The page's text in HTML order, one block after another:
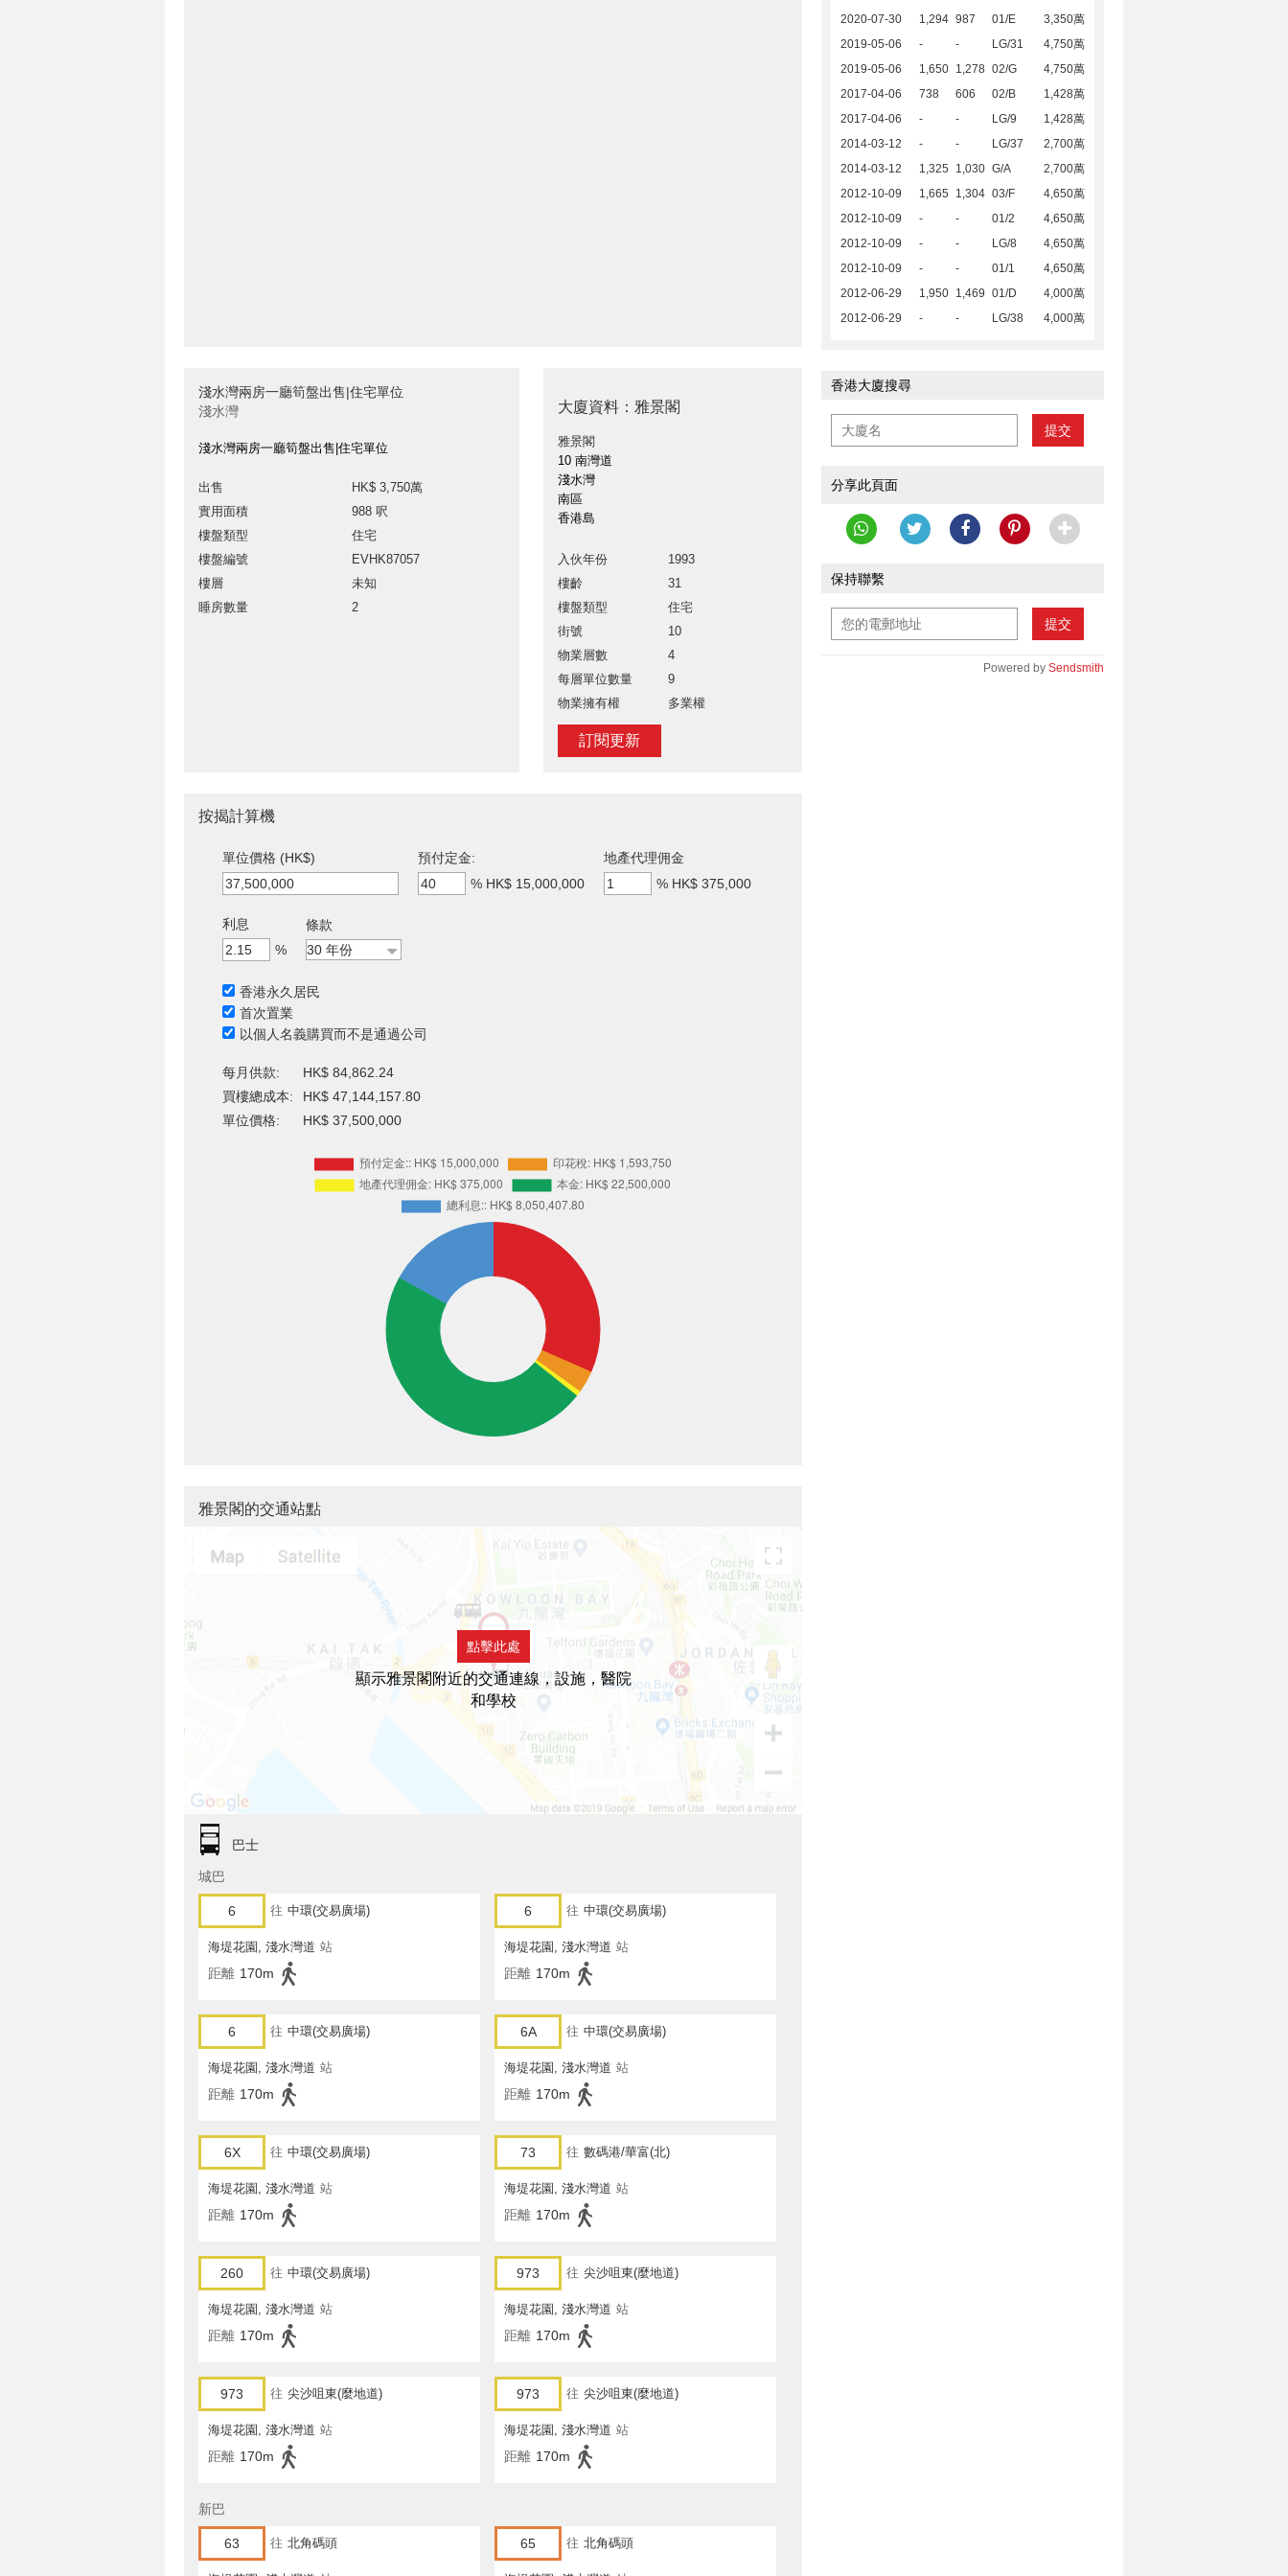
淺水灣兩房一廳筍盤出售|住宅單位
淺水灣
淺水灣兩房一廳筍盤出售|住宅單位
出售
HK$ 3,750萬
實用面積
988 呎
樓盤類型
住宅
樓盤編號
EVHK87057
樓層
未知
睡房數量
2
大廈資料：雅景閣
雅景閣
10 南灣道
淺水灣
南區
香港島
入伙年份
1993
樓齡
31
樓盤類型
住宅
街號
10
物業層數
4
每層單位數量
9
物業擁有權
多業權
訂閱更新
2020-07-30
1,294 987 01/E
3,350萬
2019-05-06
- - LG/31
4,750萬
2019-05-06
1,650 1,278 02/G
4,750萬
2017-04-06
738 606 02/B
1,428萬
2017-04-06
- - LG/9
1,428萬
2014-03-12
- - LG/37
2,700萬
2014-03-12
1,325 1,030 G/A
2,700萬
2012-10-09
1,665 1,304 03/F
4,650萬
2012-10-09
- - 01/2
4,650萬
2012-10-09
- - LG/8
4,650萬
2012-10-09
- - 01/1
4,650萬
2012-06-29
1,950 1,469 01/D
4,000萬
2012-06-29
- - LG/38 4,000萬
香港大廈搜尋
提交
分享此頁面
保持聯繫
提交
Powered by Sendsmith
按揭計算機
單位價格 (HK$)
預付定金:
% HK$ 15,000,000
地產代理佣金
% HK$ 375,000
利息
%
條款
香港永久居民
首次置業
以個人名義購買而不是通過公司
每月供款:
HK$ 84,862.24
買樓總成本:
HK$ 47,144,157.80
單位價格:
HK$ 37,500,000
雅景閣的交通站點
點擊此處
顯示雅景閣附近的交通連線，設施，醫院
和學校
巴士
城巴
6 往 中環(交易廣場)
海堤花園, 淺水灣道 站
距離 170m
6 往 中環(交易廣場)
海堤花園, 淺水灣道 站
距離 170m
6 往 中環(交易廣場)
海堤花園, 淺水灣道 站
距離 170m
6A 往 中環(交易廣場)
海堤花園, 淺水灣道 站
距離 170m
6X 往 中環(交易廣場)
海堤花園, 淺水灣道 站
距離 170m
73 往 數碼港/華富(北)
海堤花園, 淺水灣道 站
距離 170m
260 往 中環(交易廣場)
海堤花園, 淺水灣道 站
距離 170m
973 往 尖沙咀東(麼地道)
海堤花園, 淺水灣道 站
距離 170m
973 往 尖沙咀東(麼地道)
海堤花園, 淺水灣道 站
距離 170m
973 往 尖沙咀東(麼地道)
海堤花園, 淺水灣道 站
距離 170m
新巴
63 往 北角碼頭 65 往 北角碼頭